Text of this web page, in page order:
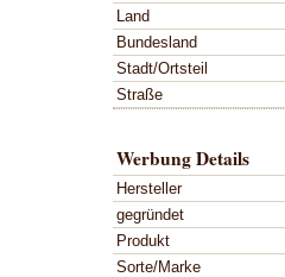
Land
Bundesland
Stadt/Ortsteil
Straße
Werbung Details
Hersteller
gegründet
Produkt
Sorte/Marke